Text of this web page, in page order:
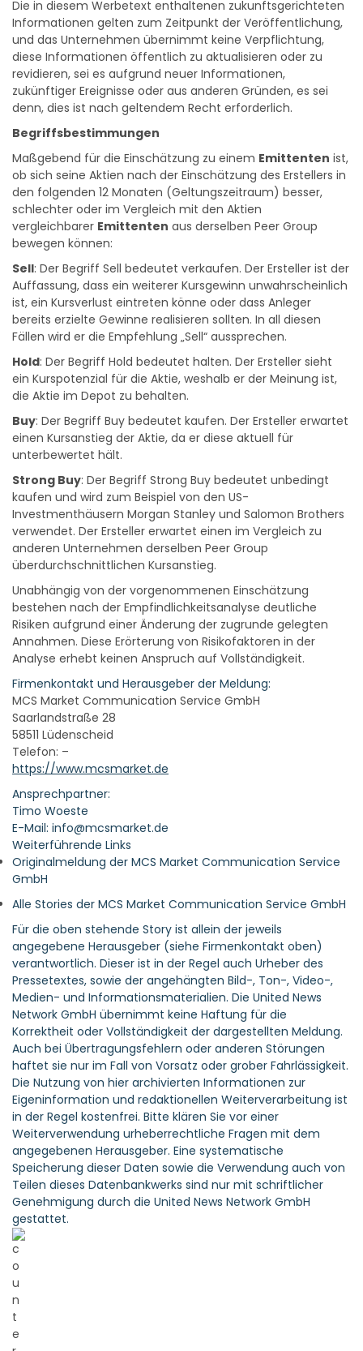
Die in diesem Werbetext enthaltenen zukunftsgerichteten
Informationen gelten zum Zeitpunkt der Veröffentlichung,
und das Unternehmen übernimmt keine Verpflichtung,
diese Informationen öffentlich zu aktualisieren oder zu
revidieren, sei es aufgrund neuer Informationen,
zukünftiger Ereignisse oder aus anderen Gründen, es sei
Maßgebend für die Einschätzung zu einem Emittentenist,
ob sich seine Aktien nach der Einschätzung des Erstellers in
den folgenden 12 Monaten (Geltungszeitraum) besser,
schlechter oder im Vergleich mit den Aktien
vergleichbarerEmittenten
Sell: Der Begriff Sell bedeutet verkaufen. Der Ersteller ist der
Auffassung, dass ein weiterer Kursgewinn unwahrscheinlich
ist, ein Kursverlust eintreten könne oder dass Anleger
bereits erzielte Gewinne realisieren sollten. In all diesen
Hold: Der Begriff Hold bedeutet halten. Der Ersteller sieht
ein Kurspotenzial für die Aktie, weshalb er der Meinung ist,
Buy: Der Begriff Buy bedeutet kaufen. Der Ersteller erwartet
einen Kursanstieg der Aktie, da er diese aktuell für
Strong Buy: Der Begriff Strong Buy bedeutet unbedingt
kaufen und wird zum Beispiel von den US-
Investmenthäusern Morgan Stanley und Salomon Brothers
verwendet. Der Ersteller erwartet einen im Vergleich zu
anderen Unternehmen derselben Peer Group
Unabhängig von der vorgenommenen Einschätzung
bestehen nach der Empfindlichkeitsanalyse deutliche
Risiken aufgrund einer Änderung der zugrunde gelegten
Annahmen. Diese Erörterung von Risikofaktoren in der
Firmenkontakt und Herausgeber der Meldung:
MCS Market Communication Service GmbH
Saarlandstraße 28
58511 Lüdenscheid
Telefon: –
Ansprechpartner:
Timo Woeste
E-Mail: info@mcsmarket.de
Weiterführende Links
Originalmeldung der MCS Market Communication Service
Für die oben stehende Story ist allein der jeweils
angegebene Herausgeber (siehe Firmenkontakt oben)
verantwortlich. Dieser ist in der Regel auch Urheber des
Pressetextes, sowie der angehängten Bild-, Ton-, Video-,
Medien- und Informationsmaterialien. Die United News
Network GmbH übernimmt keine Haftung für die
Korrektheit oder Vollständigkeit der dargestellten Meldung.
Auch bei Übertragungsfehlern oder anderen Störungen
haftet sie nur im Fall von Vorsatz oder grober Fahrlässigkeit.
Die Nutzung von hier archivierten Informationen zur
Eigeninformation und redaktionellen Weiterverarbeitung ist
in der Regel kostenfrei. Bitte klären Sie vor einer
Weiterverwendung urheberrechtliche Fragen mit dem
angegebenen Herausgeber. Eine systematische
Speicherung dieser Daten sowie die Verwendung auch von
Teilen dieses Datenbankwerks sind nur mit schriftlicher
Genehmigung durch die United News Network GmbH
gestattet.